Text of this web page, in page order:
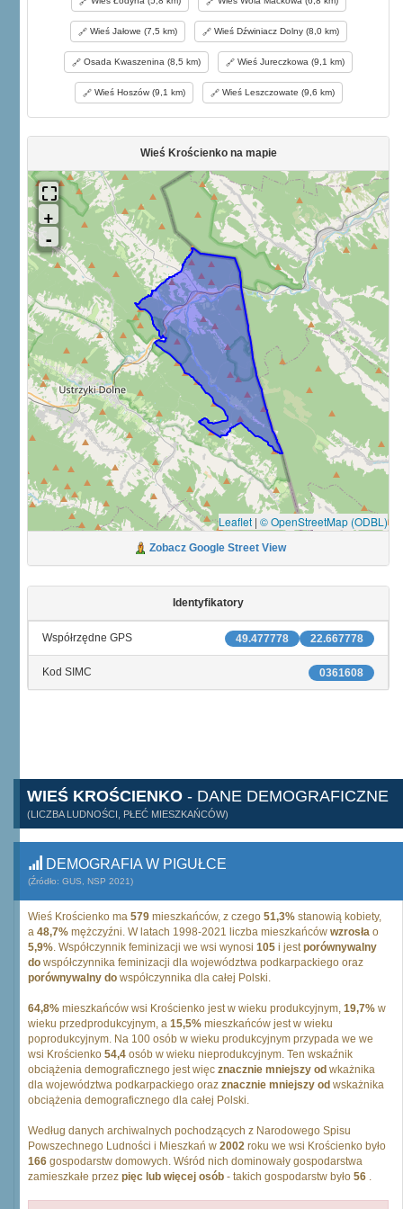
gr., % czego kwarta 219 złp. 16 gr. Później przy zajęciu w
posiadaniu Teodora Szydłowskiego. Zajęta r. 1776 i sprzedana
1780 r. temuż za 7658 złr. 27 kr. Potem zwrócono mu cenę kupna,
1785 r. zajęto napowrót dożywocie z ekwiwalentem dożywotnim
rocznych a /a dochodu i przydzielono do klucza dobromilskiego. Lu.
Wieś Jałowe (7,5 km) Wieś Dźwiniacz Dolny (8,0 km)
Osada Kwaszenina (8,5 km) Wieś Jureczkowa (9,1 km)
Wieś Hoszów (9,1 km) Wieś Leszczowate (9,6 km)
Wieś Krościenko na mapie
Leaflet | © OpenStreetMap (ODBL)
Zobacz Google Street View
Identyfikatory
22.667778
49.477778
Współrzędne GPS
0361608
Kod SIMC
WIEŚ KROŚCIENKO - DANE DEMOGRAFICZNE
(LICZBA LUDNOŚCI, PŁEĆ MIESZKAŃCÓW)
DEMOGRAFIA W PIGUŁCE
(Źródło: GUS, NSP 2021)
Wieś Krościenko ma 579 mieszkańców, z czego 51,3% stanowią kobiety,
a 48,7% mężczyźni. W latach 1998-2021 liczba mieszkańców wzrosła o
5,9%. Współczynnik feminizacji we wsi wynosi 105 i jestporównywalny
do współczynnika feminizacji dla województwa podkarpackiego oraz
porównywalny do współczynnika dla całej Polski.
64,8% mieszkańców wsi Krościenko jest w wieku produkcyjnym, 19,7% w
wieku przedprodukcyjnym, a 15,5% mieszkańców jest w wieku
poprodukcyjnym. Na 100 osób w wieku produkcyjnym przypada we we
wsi Krościenko 54,4 osób w wieku nieprodukcyjnym. Ten wskaźnik
obciążenia demograficznego jest więc znacznie mniejszy od wkażnika
dla województwa podkarpackiego oraz znacznie mniejszy od wskażnika
obciążenia demograficznego dla całej Polski.
Według danych archiwalnych pochodzących z Narodowego Spisu
Powszechnego Ludności i Mieszkań w 2002 roku we wsi Krościenko było
166 gospodarstw domowych. Wśród nich dominowały gospodarstwa
zamieszkałe przez pięc lub więcej osób - takich gospodarstw było 56 .